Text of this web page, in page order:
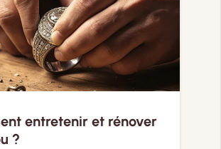
entretenir et rénover
?